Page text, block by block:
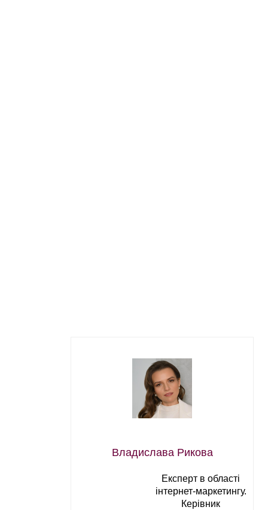
Владислава Рикова
Експерт в області
інтернет-маркетингу.
Керівник